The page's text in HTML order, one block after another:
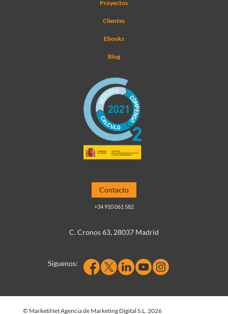
Proyectos
Clientes
Ebooks
Blog
Contacto
+34 910 061 582
C. Cronos 63, 28037 Madrid
Síguenos:
© MarketiNet Agencia de Marketing Digital S.L. 2026